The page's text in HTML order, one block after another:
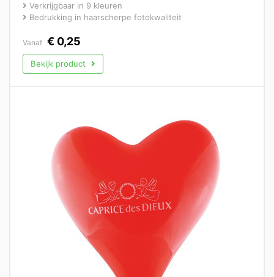
Verkrijgbaar in 9 kleuren
Bedrukking in haarscherpe fotokwaliteit
Vanaf € 0,25
Bekijk product